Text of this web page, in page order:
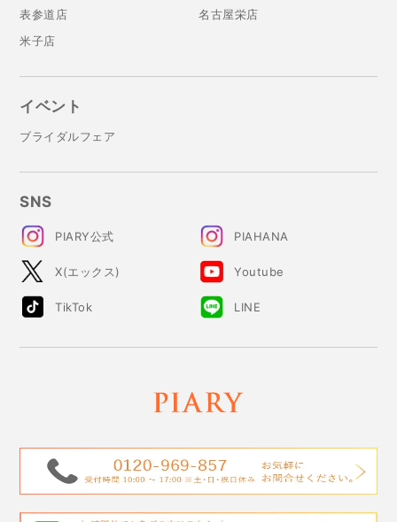
表参道店
名古屋栄店
米子店
イベント
ブライダルフェア
SNS
PIARY公式 PIAHANA
X(エックス) Youtube
TikTok LINE